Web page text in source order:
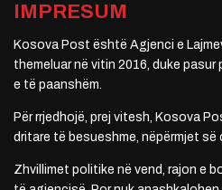
IMPRESUM
Kosova Post është Agjenci e
themeluar në vitin 2016, duke pasur
e të paanshëm.
Për rrjedhojë, prej vitesh, Kosova
dritare të besueshme, nëpërmjet
Zhvillimet politike në vend, rajon e